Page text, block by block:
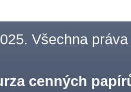
Všechna práva
cenných